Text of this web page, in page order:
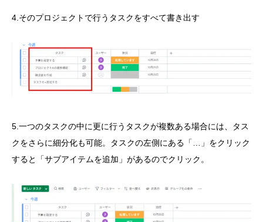
4.そのプロジェクトで行うタスクをすべて書き出す
5.一つのタスクの中に更に行うタスクが複数ある場合には、タス
クをさらに細分化も可能。タスクの左側にある「…」をクリック
すると「サブアイテムを追加」があるのでクリック。